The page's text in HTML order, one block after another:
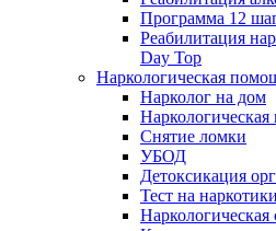
Программа 12
Реабилитация
Day Top
Наркологическая
Нарколог на дом
Снятие ломки
УБОД
Детоксикация
Тест на
Наркологическая